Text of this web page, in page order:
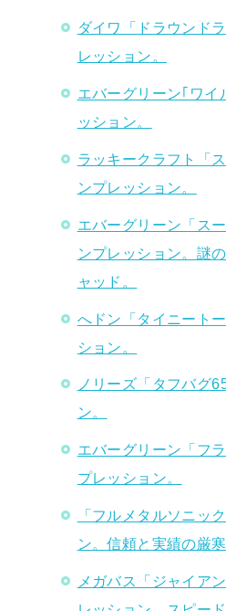
ダイワ「ドラウンド
レッション。
エバーグリーン｢ワイ
ッション。
ラッキークラフト「
ンプレッション。
エバーグリーン「ス
ンプレッション。謎
ャッド。
へドン「タイニート
ション。
ノリーズ「タフバグ
ン。
エバーグリーン「フ
プレッション。
「フルメタルソニッ
ン。信頼と実績の厳
メガバス「ジャイア